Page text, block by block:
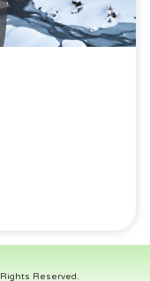
Rights Reserved.